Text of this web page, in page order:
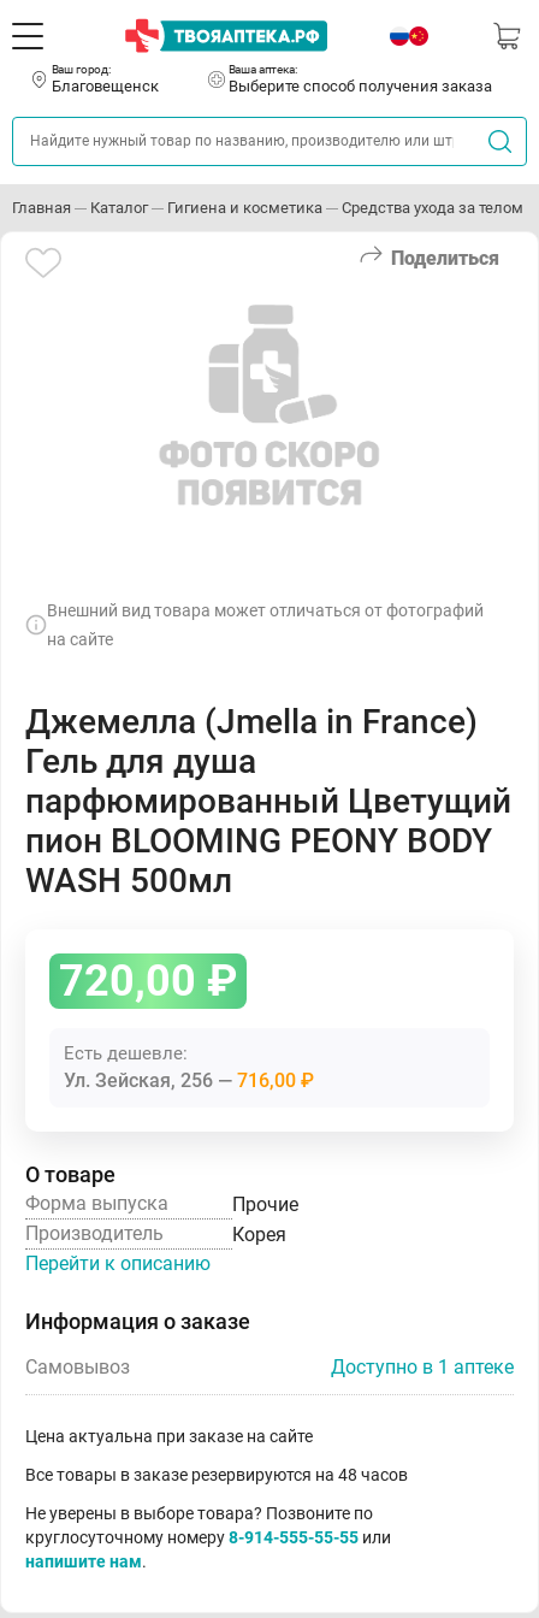
Ваш город:
Благовещенск
Ваша аптека:
Выберите способ получения заказа
Главная Каталог Гигиена и косметика Средства ухода за телом
Поделиться
Внешний вид товара может отличаться от фотографий
на сайте
Джемелла (Jmella in France)
Гель для душа
парфюмированный Цветущий
пион BLOOMING PEONY BODY
WASH 500мл
720,00 ₽
Есть дешевле:
Ул. Зейская, 256 716,00 ₽
О товаре
Форма выпуска
Прочие
Производитель
Корея
Перейти к описанию
Информация о заказе
Самовывоз Доступно в 1 аптеке
Цена актуальна при заказе на сайте
Все товары в заказе резервируются на 48 часов
Не уверены в выборе товара? Позвоните по
круглосуточному номеру8-914-555-55-55 или
напишите нам.